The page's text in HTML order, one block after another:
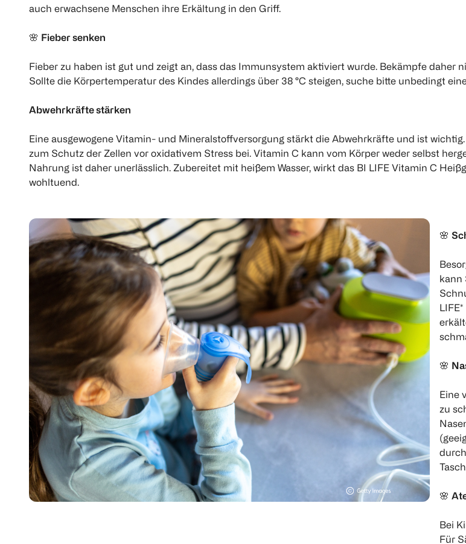
auch erwachsene Menschen ihre Erkältung in den Griff.
🌸 Fieber senken
Fieber zu haben ist gut und zeigt an, dass das Immunsystem aktiviert wurde. Bekämpfe
Sollte die Körpertemperatur des Kindes allerdings über 38 °C steigen, suche bitte unbedingt
Abwehrkräfte stärken
Eine ausgewogene Vitamin- und Mineralstoffversorgung stärkt die Abwehrkräfte und ist
zum Schutz der Zellen vor oxidativem Stress bei. Vitamin C kann vom Körper weder selbst
Nahrung ist daher unerlässlich. Zubereitet mit heißem Wasser, wirkt das BI LIFE Vitamin C
wohltuend.
🌸
kann
🌸
Eine
zu
🌸
Bei
Für